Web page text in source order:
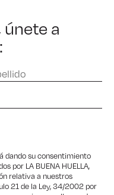
a
dando su consentimiento
por LA BUENA HUELLA,
relativa a nuestros
21 de la Ley, 34/2002 por